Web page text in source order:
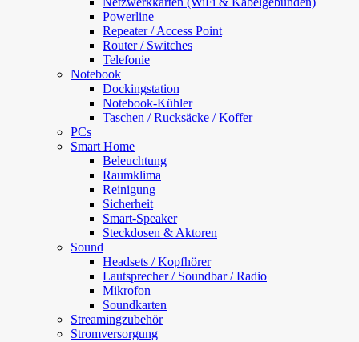
Powerline
Repeater / Access Point
Router / Switches
Telefonie
Notebook
Dockingstation
Notebook-Kühler
Taschen / Rucksäcke / Koffer
PCs
Smart Home
Beleuchtung
Raumklima
Reinigung
Sicherheit
Smart-Speaker
Steckdosen & Aktoren
Sound
Headsets / Kopfhörer
Lautsprecher / Soundbar / Radio
Mikrofon
Soundkarten
Streamingzubehör
Stromversorgung